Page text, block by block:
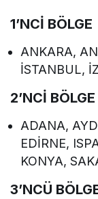
1’NCİ BÖLGE
ANKARA,
İSTANBUL,
2’NCİ BÖLGE
ADANA,
EDİRNE,
KONYA,
3’NCÜ